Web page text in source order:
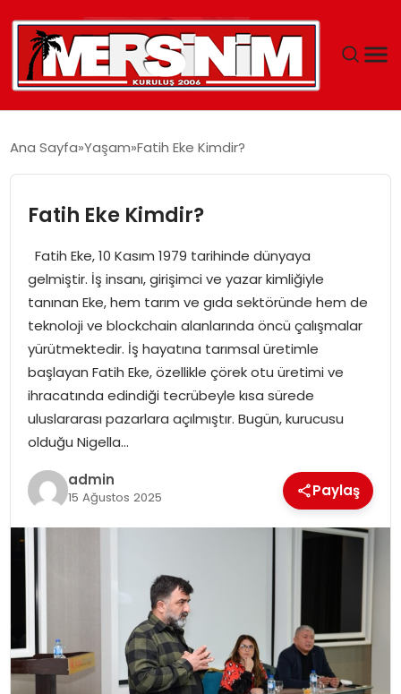
YAŞAM
GÜNCEL
SAĞLIK
EĞITIM
SPOR
EKONOMI
DÜNYA
OTOMOBIL
Ana Sayfa Yaşam Fatih Eke Kimdir?
Fatih Eke Kimdir?
Fatih Eke, 10 Kasım 1979 tarihinde dünyaya
gelmiştir. İş insanı, girişimci ve yazar kimliğiyle
tanınan Eke, hem tarım ve gıda sektöründe hem de
teknoloji ve blockchain alanlarında öncü çalışmalar
yürütmektedir. İş hayatına tarımsal üretimle
başlayan Fatih Eke, özellikle çörek otu üretimi ve
ihracatında edindiği tecrübeyle kısa sürede
uluslararası pazarlara açılmıştır. Bugün, kurucusu
olduğu Nigella…
admin
15 Ağustos 2025 Paylaş